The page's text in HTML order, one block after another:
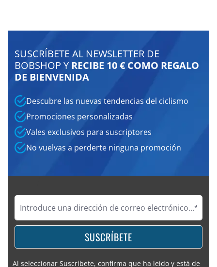
SUSCRÍBETE AL NEWSLETTER DE
BOBSHOP Y RECIBE 10 € COMO REGALO
DE BIENVENIDA
Descubre las nuevas tendencias del ciclismo
Promociones personalizadas
Vales exclusivos para suscriptores
No vuelvas a perderte ninguna promoción
SUSCRÍBETE
Al seleccionar Suscríbete, confirma que ha leído y está de